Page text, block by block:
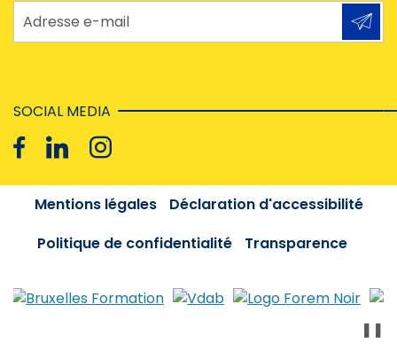
Adresse e-mail
SOCIAL MEDIA
Mentions légales
Déclaration d'accessibilité
Politique de confidentialité
Transparence
❚❚